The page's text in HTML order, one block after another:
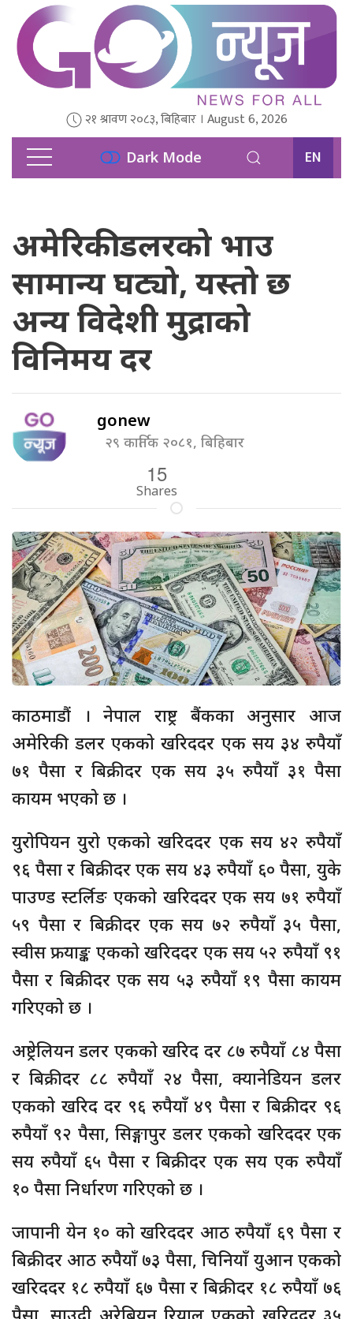
२१ श्रावण २०८३, बिहिबार । August 6, 2026
Dark Mode EN
अमेरिकी डलरको भाउ
सामान्य घट्यो, यस्तो छ
अन्य विदेशी मुद्राको
विनिमय दर
gonew
२९ कार्तिक २०८१, बिहिबार
15
Shares
काठमाडौं । नेपाल राष्ट्र बैंकका अनुसार आज
अमेरिकी डलर एकको खरिददर एक सय ३४ रुपैयाँ
७१ पैसा र बिक्रीदर एक सय ३५ रुपैयाँ ३१ पैसा
कायम भएको छ ।
युरोपियन युरो एकको खरिददर एक सय ४२ रुपैयाँ
९६ पैसा र बिक्रीदर एक सय ४३ रुपैयाँ ६० पैसा, युके
पाउण्ड स्टर्लिङ एकको खरिददर एक सय ७१ रुपैयाँ
५९ पैसा र बिक्रीदर एक सय ७२ रुपैयाँ ३५ पैसा,
स्वीस फ्रयाङ्क एकको खरिददर एक सय ५२ रुपैयाँ ९१
पैसा र बिक्रीदर एक सय ५३ रुपैयाँ १९ पैसा कायम
गरिएको छ ।
अष्ट्रेलियन डलर एकको खरिद दर ८७ रुपैयाँ ८४ पैसा
र बिक्रीदर ८८ रुपैयाँ २४ पैसा, क्यानेडियन डलर
एकको खरिद दर ९६ रुपैयाँ ४९ पैसा र बिक्रीदर ९६
रुपैयाँ ९२ पैसा, सिङ्गापुर डलर एकको खरिददर एक
सय रुपैयाँ ६५ पैसा र बिक्रीदर एक सय एक रुपैयाँ
१० पैसा निर्धारण गरिएको छ ।
जापानी येन १० को खरिददर आठ रुपैयाँ ६९ पैसा र
बिक्रीदर आठ रुपैयाँ ७३ पैसा, चिनियाँ युआन एकको
खरिददर १८ रुपैयाँ ६७ पैसा र बिक्रीदर १८ रुपैयाँ ७६